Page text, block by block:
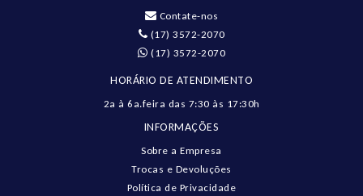
Contate-nos
(17) 3572-2070
(17) 3572-2070
HORÁRIO DE ATENDIMENTO
2a à 6a.feira das 7:30 às 17:30h
INFORMAÇÕES
Sobre a Empresa
Trocas e Devoluções
Política de Privacidade